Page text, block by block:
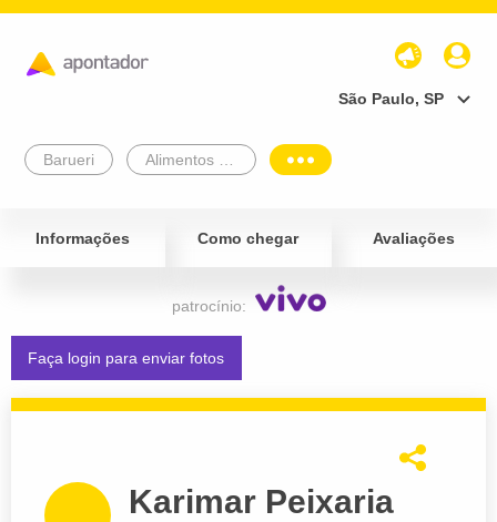
São Paulo, SP
Barueri
Informações Como chegar Avaliações
patrocínio:
Faça login para enviar fotos
Karimar Peixaria